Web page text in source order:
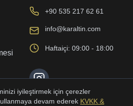
+90 535 217 62 61
info@karaltin.com
Haftaiçi: 09:00 - 18:00
iyileştirmek için çerezler
devam ederek KVKK &